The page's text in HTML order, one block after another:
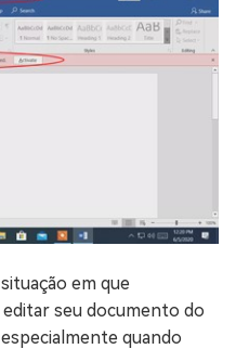
em que
seu documento do
quando